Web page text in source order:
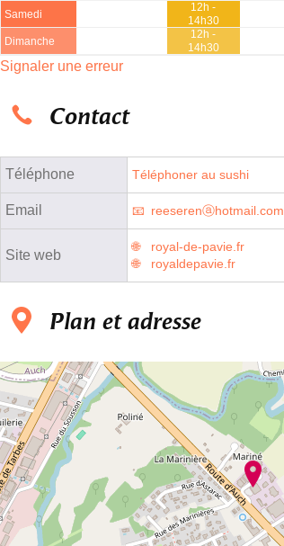
Samedi
12h -
14h30
Dimanche
12h -
14h30
Signaler une erreur
Contact
Téléphone Téléphoner au sushi
Email reeserenⓐhotmail.com
Site web
royal-de-pavie.fr
royaldepavie.fr
Plan et adresse